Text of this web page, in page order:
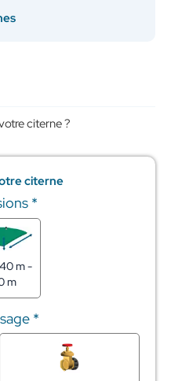
citerne ?
citerne
*
m -
m
*